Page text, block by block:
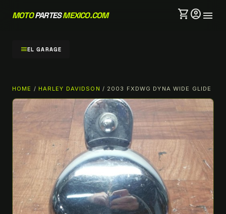
MOTOPARTESMEXICO.COM shopping_cartaccount_circlemenu
menuEL GARAGE
HOME / HARLEY DAVIDSON / 2003 FXDWG DYNA WIDE GLIDE